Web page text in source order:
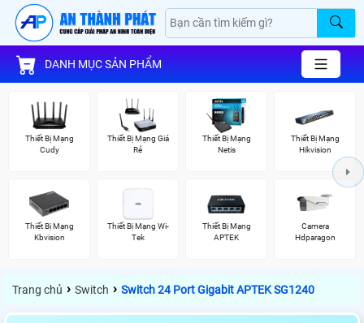
DANH MỤC SẢN PHẨM
Thiết Bị Mạng
Cudy
Thiết Bị Mạng Giá
Rẻ
Thiết Bị Mạng
Netis
Thiết Bị Mạng
Hikvision
Thiết Bị Mạng
Kbvision
Thiết Bị Mạng Wi-
Tek
Thiết Bị Mạng
APTEK
Camera
Hdparagon
Trang chủ › Switch › Switch 24 Port Gigabit APTEK SG1240